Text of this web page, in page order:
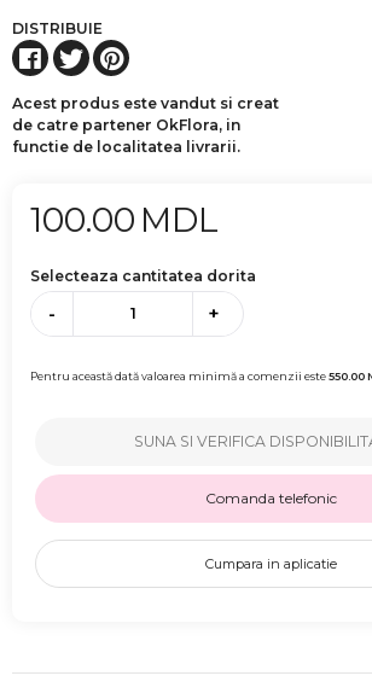
DISTRIBUIE
Acest produs este vandut si creat
de catre partener OkFlora, in
functie de localitatea livrarii.
100.00 MDL
Selecteaza cantitatea dorita
- +
Pentru această dată valoarea minimă a comenzii este550.00
SUNA SI VERIFICA
Comanda telefonic
Cumpara in aplicatie